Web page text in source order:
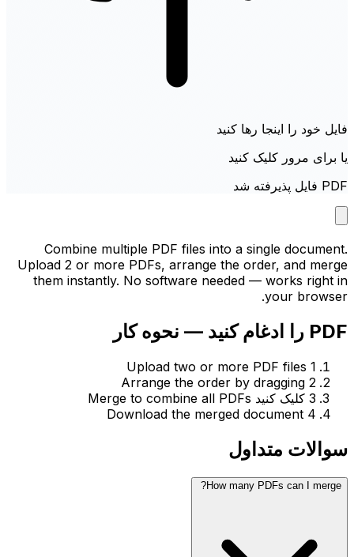
فایل خود را اینجا رها کنید
یا برای مرور کلیک کنید
PDF فایل پذیرفته شد
Combine multiple PDF files into a single document.
Upload 2 or more PDFs, arrange the order, and merge
them instantly. No software needed — works right in
your browser.
PDF را ادغام کنید — نحوه کار
1
Upload two or more PDF files
2
Arrange the order by dragging
3 کلیک کنید Merge to combine all PDFs
4
Download the merged document
سوالات متداول
How many PDFs can I merge?